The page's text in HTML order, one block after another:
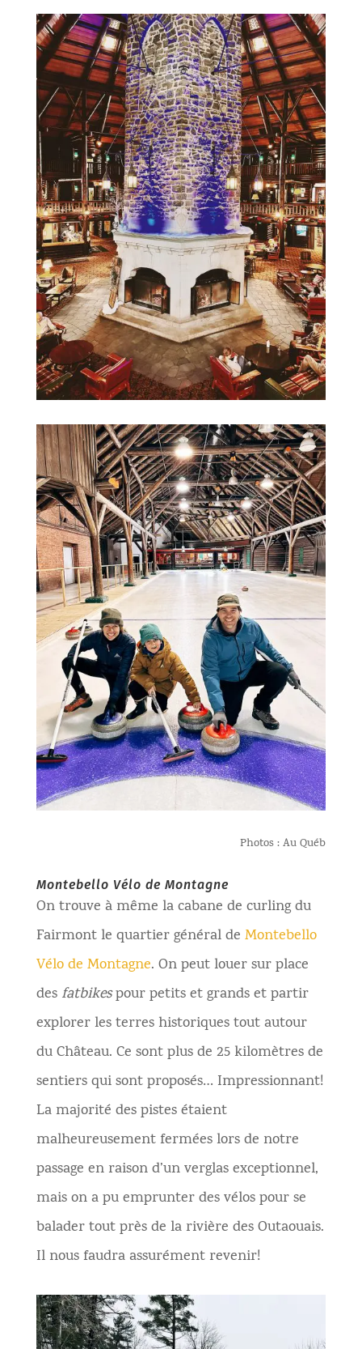
Photos : Au Québ
Montebello Vélo de Montagne
On trouve à même la cabane de curling du
Fairmont le quartier général de Montebello
Vélo de Montagne. On peut louer sur place
des fatbikespour petits et grands et partir
explorer les terres historiques tout autour
du Château. Ce sont plus de 25 kilomètres de
sentiers qui sont proposés… Impressionnant!
La majorité des pistes étaient
malheureusement fermées lors de notre
passage en raison d’un verglas exceptionnel,
mais on a pu emprunter des vélos pour se
balader tout près de la rivière des Outaouais.
Il nous faudra assurément revenir!